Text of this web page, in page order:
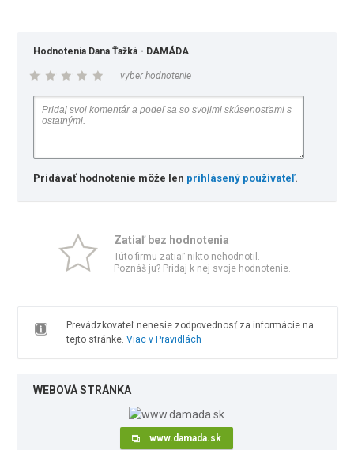
Hodnotenia Dana Ťažká - DAMÁDA
vyber hodnotenie
Pridávať hodnotenie môže len prihlásený používateľ.
Zatiaľ bez hodnotenia
Túto firmu zatiaľ nikto nehodnotil.
Poznáš ju? Pridaj k nej svoje hodnotenie.
Prevádzkovateľ nenesie zodpovednosť za informácie na
tejto stránke. Viac v Pravidlách
WEBOVÁ STRÁNKA
www.damada.sk